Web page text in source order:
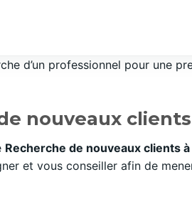
d’un professionnel pour une
nouveaux clients
Recherche de nouveaux clients
et vous conseiller afin de